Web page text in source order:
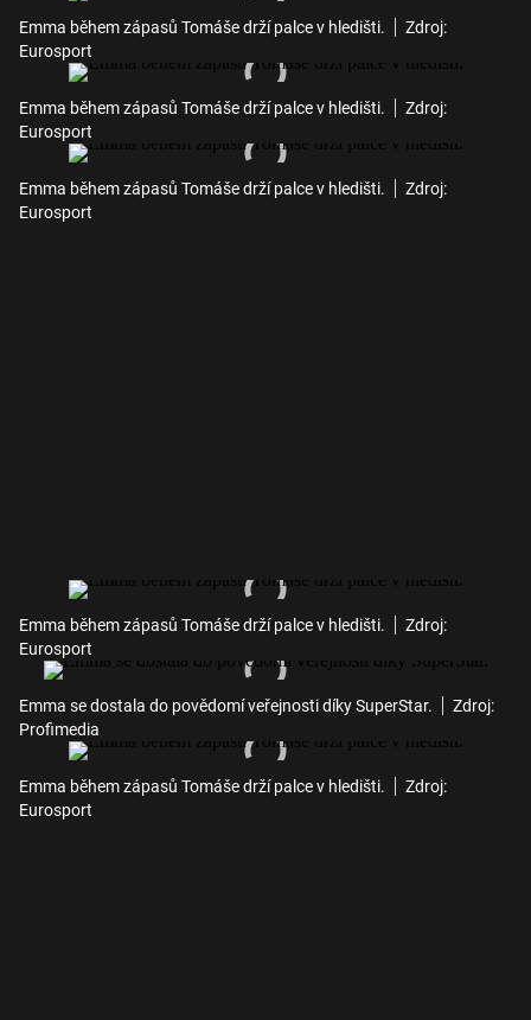
Emma během zápasů Tomáše drží palce v hledišti.
Zdroj:
Eurosport
Emma během zápasů Tomáše drží palce v hledišti.
Zdroj:
Eurosport
Emma během zápasů Tomáše drží palce v hledišti.
Zdroj:
Eurosport
Emma během zápasů Tomáše drží palce v hledišti.
Zdroj:
Eurosport
Emma se dostala do povědomí veřejnosti díky SuperStar.
Zdroj:
Profimedia
Emma během zápasů Tomáše drží palce v hledišti.
Zdroj:
Eurosport